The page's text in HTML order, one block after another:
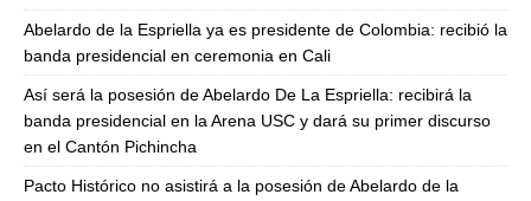
Abelardo de la Espriella ya es presidente de Colombia: recibió la
banda presidencial en ceremonia en Cali
Así será la posesión de Abelardo De La Espriella: recibirá la
banda presidencial en la Arena USC y dará su primer discurso
en el Cantón Pichincha
Pacto Histórico no asistirá a la posesión de Abelardo de la